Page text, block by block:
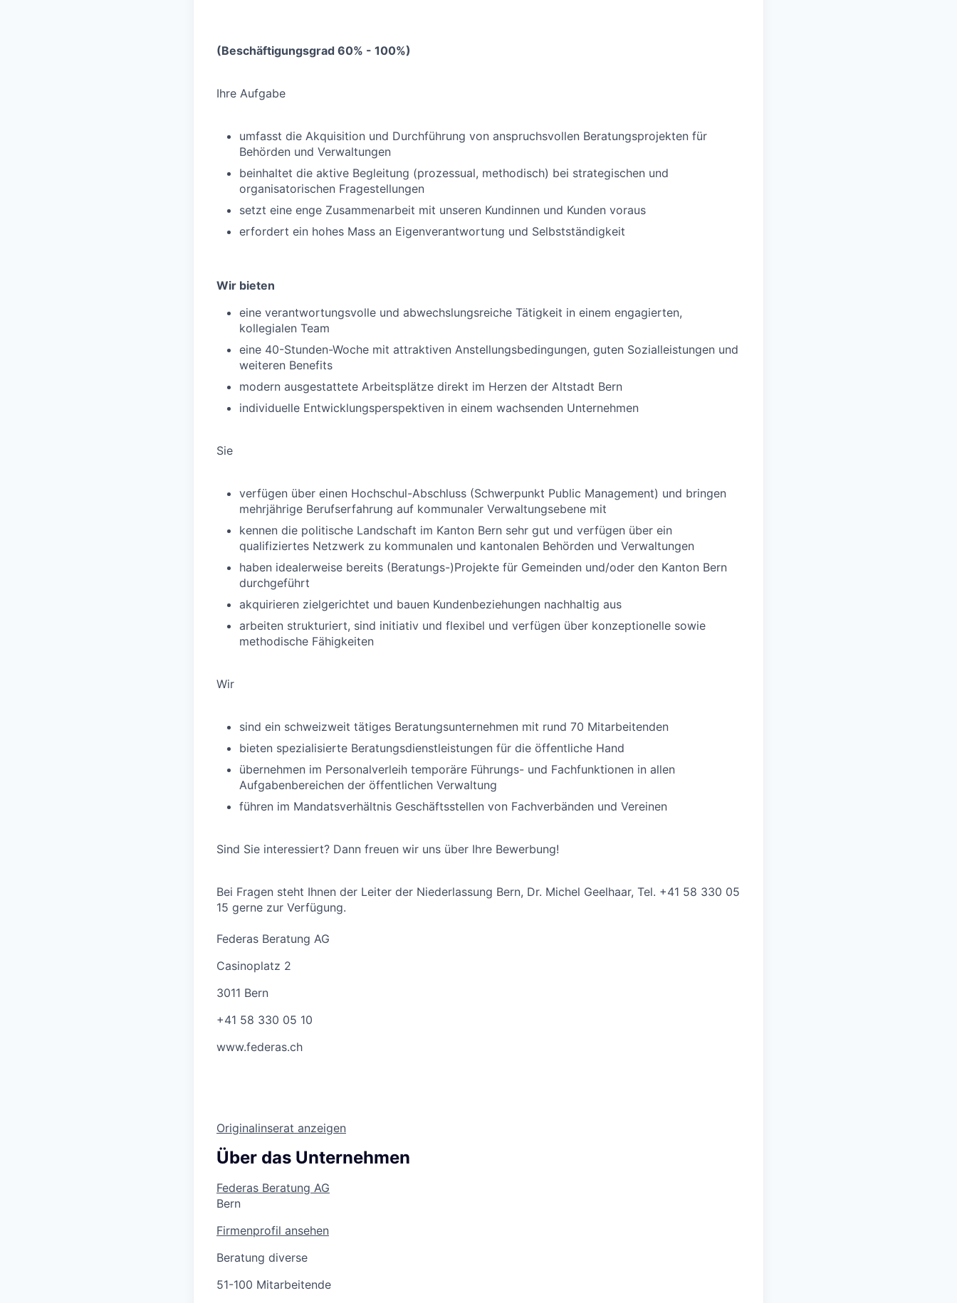
(Beschäftigungsgrad 60% - 100%)
Ihre Aufgabe
umfasst die Akquisition und Durchführung von anspruchsvollen Beratungsprojekten für
Behörden und Verwaltungen
beinhaltet die aktive Begleitung (prozessual, methodisch) bei strategischen und
organisatorischen Fragestellungen
setzt eine enge Zusammenarbeit mit unseren Kundinnen und Kunden voraus
erfordert ein hohes Mass an Eigenverantwortung und Selbstständigkeit
Wir bieten
eine verantwortungsvolle und abwechslungsreiche Tätigkeit in einem engagierten,
kollegialen Team
eine 40-Stunden-Woche mit attraktiven Anstellungsbedingungen, guten Sozialleistungen und
weiteren Benefits
modern ausgestattete Arbeitsplätze direkt im Herzen der Altstadt Bern
individuelle Entwicklungsperspektiven in einem wachsenden Unternehmen
Sie
verfügen über einen Hochschul-Abschluss (Schwerpunkt Public Management) und bringen
mehrjährige Berufserfahrung auf kommunaler Verwaltungsebene mit
kennen die politische Landschaft im Kanton Bern sehr gut und verfügen über ein
qualifiziertes Netzwerk zu kommunalen und kantonalen Behörden und Verwaltungen
haben idealerweise bereits (Beratungs-)Projekte für Gemeinden und/oder den Kanton Bern
durchgeführt
akquirieren zielgerichtet und bauen Kundenbeziehungen nachhaltig aus
arbeiten strukturiert, sind initiativ und flexibel und verfügen über konzeptionelle sowie
methodische Fähigkeiten
Wir
sind ein schweizweit tätiges Beratungsunternehmen mit rund 70 Mitarbeitenden
bieten spezialisierte Beratungsdienstleistungen für die öffentliche Hand
übernehmen im Personalverleih temporäre Führungs- und Fachfunktionen in allen
Aufgabenbereichen der öffentlichen Verwaltung
führen im Mandatsverhältnis Geschäftsstellen von Fachverbänden und Vereinen
Sind Sie interessiert? Dann freuen wir uns über Ihre Bewerbung!
Bei Fragen steht Ihnen der Leiter der Niederlassung Bern, Dr. Michel Geelhaar, Tel. +41 58 330 05
15 gerne zur Verfügung.
Federas Beratung AG
Casinoplatz 2
3011 Bern
+41 58 330 05 10
www.federas.ch
Originalinserat anzeigen
Über das Unternehmen
Federas Beratung AG
Bern
Firmenprofil ansehen
Beratung diverse
51-100 Mitarbeitende